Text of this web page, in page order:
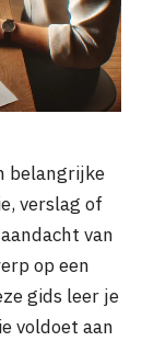
belangrijke
verslag of
van
op een
gids leer je
voldoet aan